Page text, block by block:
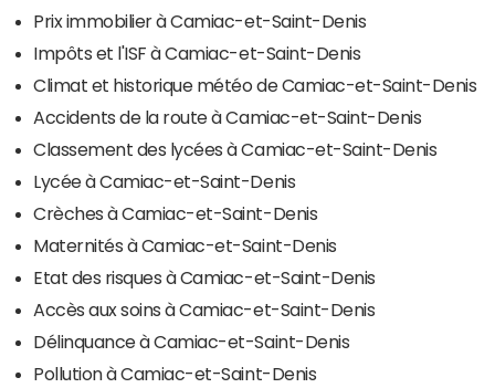
Prix immobilier à Camiac-et-Saint-Denis
Impôts et l'ISF à Camiac-et-Saint-Denis
Climat et historique météo de Camiac-et-Saint-Denis
Accidents de la route à Camiac-et-Saint-Denis
Classement des lycées à Camiac-et-Saint-Denis
Lycée à Camiac-et-Saint-Denis
Crèches à Camiac-et-Saint-Denis
Maternités à Camiac-et-Saint-Denis
Etat des risques à Camiac-et-Saint-Denis
Accès aux soins à Camiac-et-Saint-Denis
Délinquance à Camiac-et-Saint-Denis
Pollution à Camiac-et-Saint-Denis